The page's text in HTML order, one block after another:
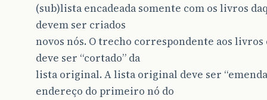
(sub)lista encadeada somente com os livros
devem ser criados
novos nós. O trecho correspondente aos livros
deve ser “cortado” da
lista original. A lista original deve ser
endereço do primeiro nó do